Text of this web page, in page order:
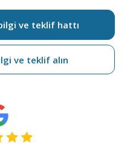
ve teklif hattı
ve teklif alın